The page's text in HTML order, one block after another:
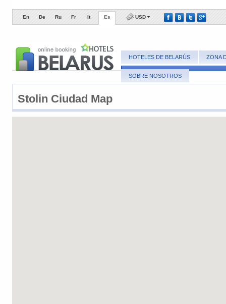
En De Ru Fr It Es USD
HOTELES DE BELARÚS ZONA
SOBRE NOSOTROS
Stolin ​Ciudad Map